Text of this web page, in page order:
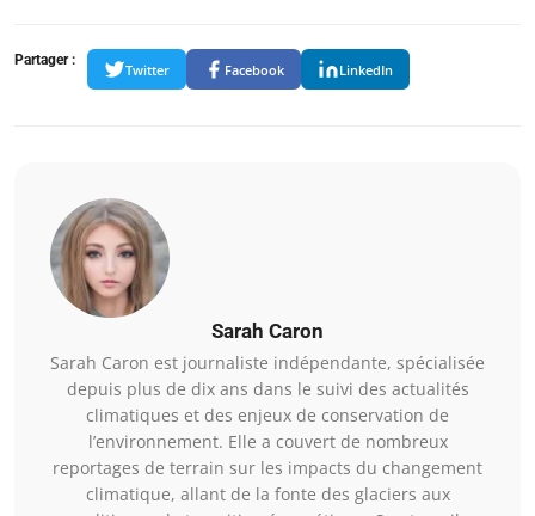
Partager :
Twitter Facebook LinkedIn
Sarah Caron
Sarah Caron est journaliste indépendante, spécialisée
depuis plus de dix ans dans le suivi des actualités
climatiques et des enjeux de conservation de
l’environnement. Elle a couvert de nombreux
reportages de terrain sur les impacts du changement
climatique, allant de la fonte des glaciers aux